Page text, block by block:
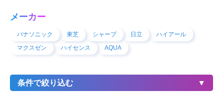
メーカー
パナソニック 東芝 シャープ 日立
ハイアール
マクスゼン
ハイセンス AQUA
条件で絞り込む